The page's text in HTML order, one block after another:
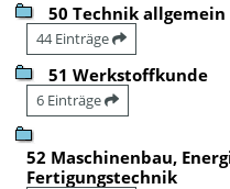
50 Technik allgemein
44 Einträge
51 Werkstoffkunde
6 Einträge
52 Maschinenbau,
Fertigungstechnik